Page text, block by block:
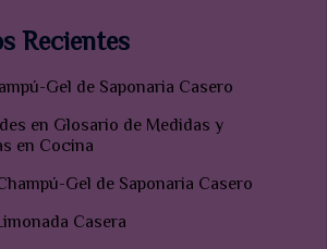
Recientes
Gel de Saponaria Casero
en Glosario de Medidas y
en Cocina
Gel de Saponaria Casero
Casera